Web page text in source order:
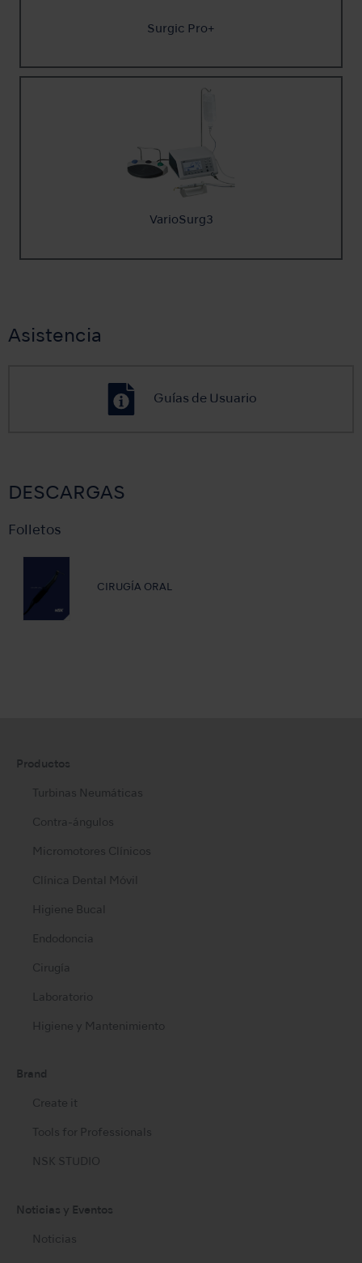
Surgic Pro+
VarioSurg3
Asistencia
Guías de Usuario
DESCARGAS
Folletos
CIRUGÍA ORAL
Productos
Turbinas Neumáticas
Contra-ángulos
Micromotores Clínicos
Clínica Dental Móvil
Higiene Bucal
Endodoncia
Cirugía
Laboratorio
Higiene y Mantenimiento
Brand
Create it
Tools for Professionals
NSK STUDIO
Noticias y Eventos
Noticias